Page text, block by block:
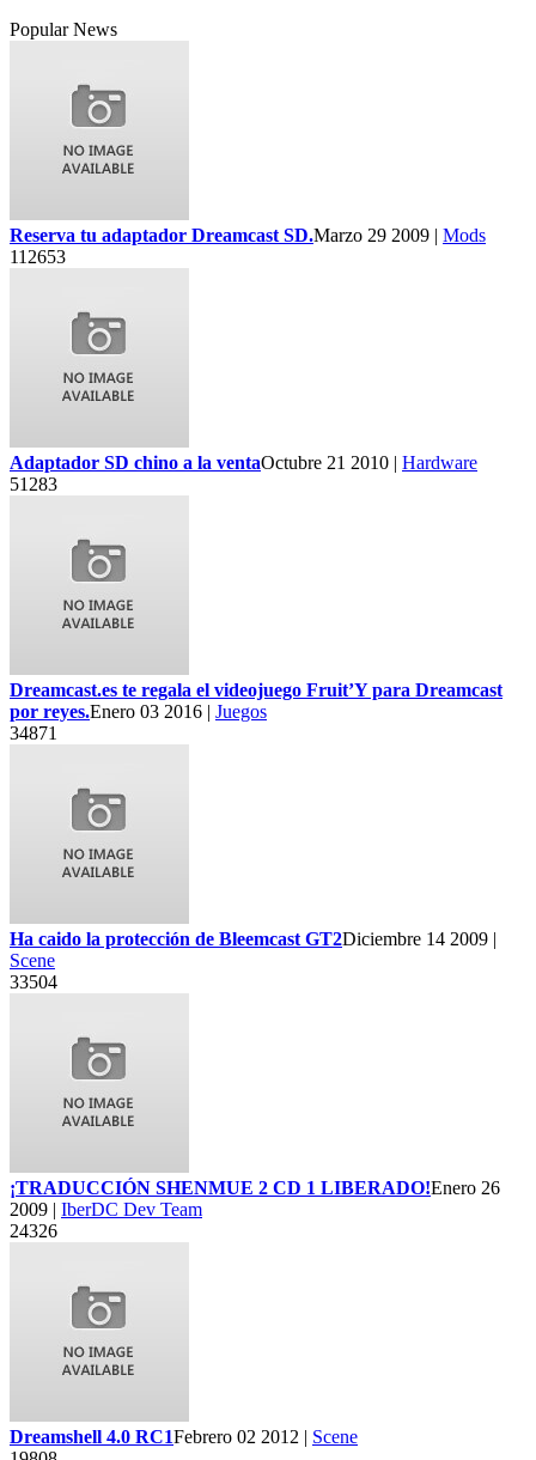
Popular News
Reserva tu adaptador Dreamcast SD.Marzo 29 2009 | Mods
112653
Adaptador SD chino a la ventaOctubre 21 2010 | Hardware
51283
Dreamcast.es te regala el videojuego Fruit’Y para Dreamcast
por reyes.Enero 03 2016 | Juegos
34871
Ha caido la protección de Bleemcast GT2Diciembre 14 2009 |
Scene
33504
¡TRADUCCIÓN SHENMUE 2 CD 1 LIBERADO!Enero 26
2009 | IberDC Dev Team
24326
Dreamshell 4.0 RC1Febrero 02 2012 | Scene